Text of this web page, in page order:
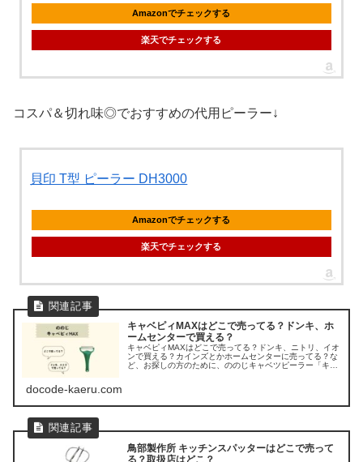
Amazonでチェックする
楽天でチェックする
コスパ＆切れ味◎でおすすめの代用ピーラー↓
貝印 T型 ピーラー DH3000
Amazonでチェックする
楽天でチェックする
キャベピィMAXはどこで売ってる？ドンキ、ホ
ームセンターで買える？
キャベピィMAXはどこで売ってる？ドンキ、ニトリ、イオ
ンで買える？カインズとかホームセンターに売ってる？な
ど、お探しの方のために、ののじキャベツピーラー「キャ
docode-kaeru.com
鳥部製作所 キッチンスパッターはどこで売って
る？取扱店はどこ？